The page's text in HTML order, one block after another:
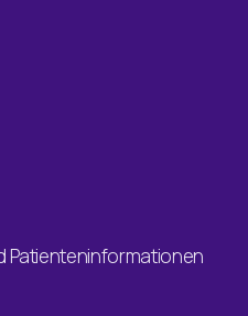
Patienteninformationen